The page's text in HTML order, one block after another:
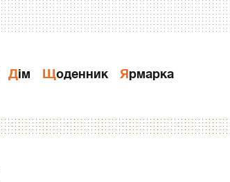
Дiм Щоденник Ярмарка